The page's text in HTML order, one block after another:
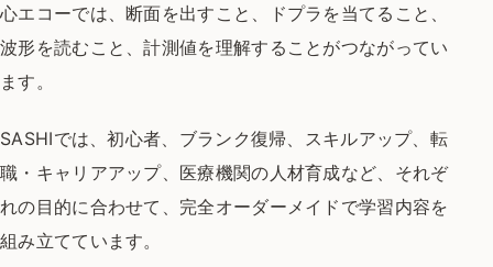
心エコーでは、断面を出すこと、ドプラを当てること、
波形を読むこと、計測値を理解することがつながってい
ます。
SASHIでは、初心者、ブランク復帰、スキルアップ、転
職・キャリアアップ、医療機関の人材育成など、それぞ
れの目的に合わせて、完全オーダーメイドで学習内容を
組み立てています。